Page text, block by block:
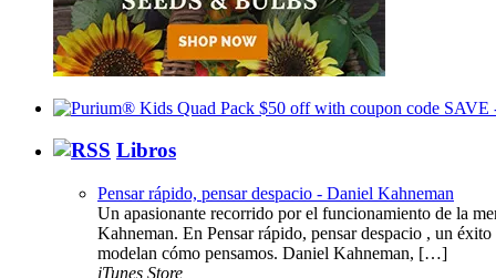
Libros
Pensar rápido, pensar despacio - Daniel Kahneman
Un apasionante recorrido por el funcionamiento de la
Kahneman. En Pensar rápido, pensar despacio , un
modelan cómo pensamos. Daniel Kahneman, […]
iTunes Store